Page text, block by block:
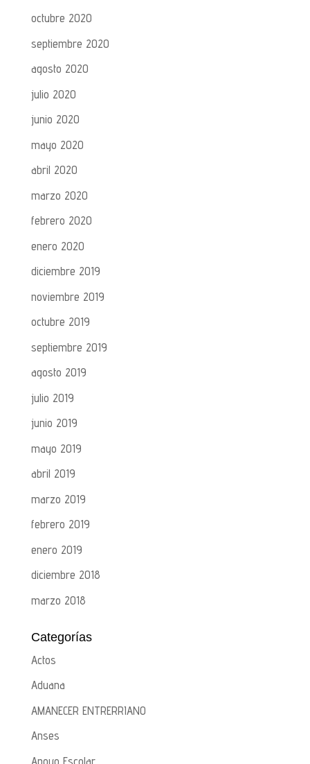
octubre 2020
septiembre 2020
agosto 2020
julio 2020
junio 2020
mayo 2020
abril 2020
marzo 2020
febrero 2020
enero 2020
diciembre 2019
noviembre 2019
octubre 2019
septiembre 2019
agosto 2019
julio 2019
junio 2019
mayo 2019
abril 2019
marzo 2019
febrero 2019
enero 2019
diciembre 2018
marzo 2018
Categorías
Actos
Aduana
AMANECER ENTRERRIANO
Anses
Apoyo Escolar